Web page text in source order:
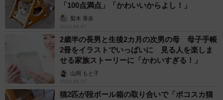
「100点満点」「かわいいからよし！」
梨木 香奈
2026.08.07
2歳半の長男と生後2カ月の次男の母 母子手帳
2冊をイラストでいっぱいに 見る人を楽しま
せる家族ストーリーに「かわいすぎる！」
山岡 もと子
2026.08.07
猫2匹が段ボール箱の取り合いで「ポコスカ猫